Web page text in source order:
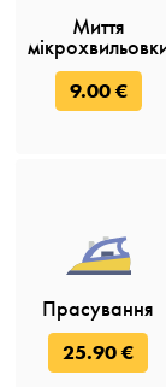
Миття
9.00 €
Прасування
25.90 €